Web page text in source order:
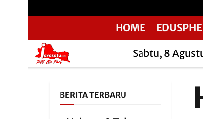
HOME
Sabtu, 8
BERITA TERBARU